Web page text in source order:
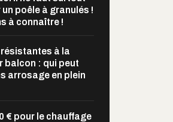
poêle à granulés !
à connaître !
à la
balcon : qui peut
arrosage en plein
€ pour le chauffage